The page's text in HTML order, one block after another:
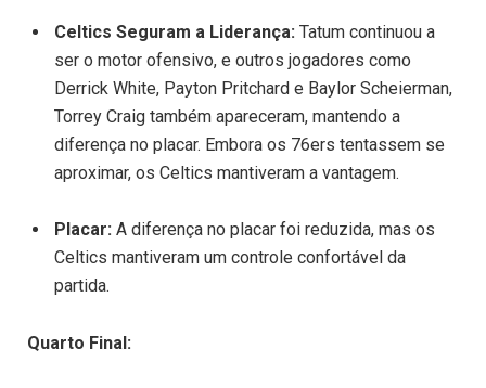
Celtics Seguram a Liderança: Tatum continuou a
ser o motor ofensivo, e outros jogadores como
Derrick White, Payton Pritchard e Baylor Scheierman,
Torrey Craig também apareceram, mantendo a
diferença no placar. Embora os 76ers tentassem se
aproximar, os Celtics mantiveram a vantagem.
Placar: A diferença no placar foi reduzida, mas os
Celtics mantiveram um controle confortável da
partida.
Quarto Final: